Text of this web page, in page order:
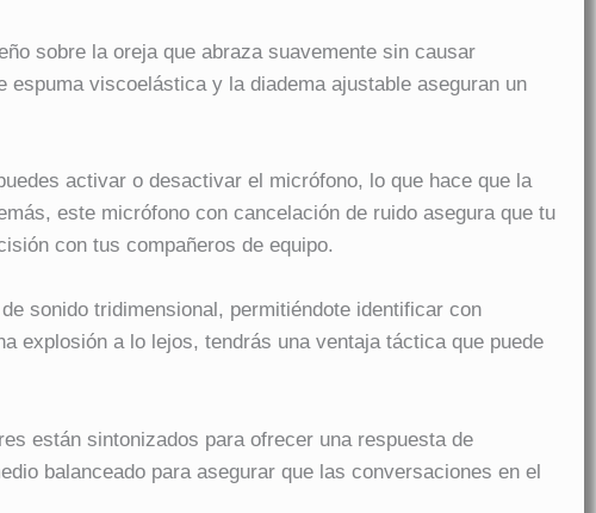
sobre la oreja que abraza suavemente sin causar
viscoelástica y la diadema ajustable aseguran un
activar o desactivar el micrófono, lo que hace que la
este micrófono con cancelación de ruido asegura que tu
con tus compañeros de equipo.
sonido tridimensional, permitiéndote identificar con
explosión a lo lejos, tendrás una ventaja táctica que puede
están sintonizados para ofrecer una respuesta de
balanceado para asegurar que las conversaciones en el